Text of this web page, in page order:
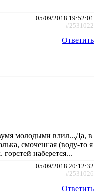
05/09/2018 19:52:01
#2531022
Ответить
молодыми влил...Да, в
смоченная (воду-то я
наберется...
05/09/2018 20:12:32
#2531026
Ответить